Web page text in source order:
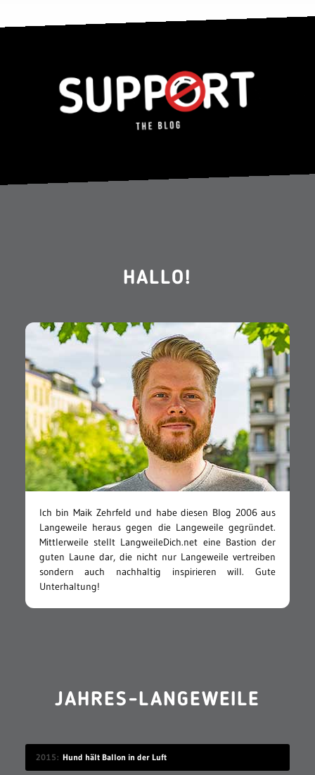
HALLO!
Ich bin Maik Zehrfeld und habe diesen Blog 2006 aus
Langeweile heraus gegen die Langeweile gegründet.
Mittlerweile stellt LangweileDich.net eine Bastion der
guten Laune dar, die nicht nur Langeweile vertreiben
sondern auch nachhaltig inspirieren will. Gute
Unterhaltung!
JAHRES-LANGEWEILE
2015 Hund hält Ballon in der Luft